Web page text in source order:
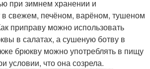
при зимнем хранении и
в свежем, печёном, варёном, тушеном
приправу можно использовать
в салатах, а сушеную ботву в
брюкву можно употреблять в пищу
условии, что она созрела.